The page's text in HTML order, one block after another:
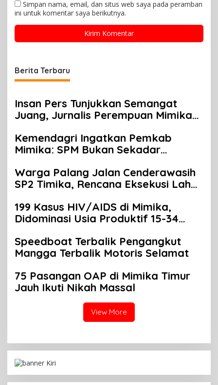
Simpan nama, email, dan situs web saya pada peramban
ini untuk komentar saya berikutnya.
Berita Terbaru
Insan Pers Tunjukkan Semangat
Juang, Jurnalis Perempuan Mimika
Kreasi HUT ke-81 RI
Kemendagri Ingatkan Pemkab
Mimika: SPM Bukan Sekadar
Pelayanan Rakyat
Warga Palang Jalan Cenderawasih
SP2 Timika, Rencana Eksekusi Lahan
199 Kasus HIV/AIDS di Mimika,
Didominasi Usia Produktif 15-34
Speedboat Terbalik Pengangkut
Mangga Terbalik Motoris Selamat
75 Pasangan OAP di Mimika Timur
Jauh Ikuti Nikah Massal
View More